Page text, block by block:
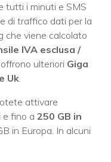
tutti i minuti e SMS
di traffico dati per la
che viene calcolato
IVA esclusa /
ulteriori Giga
Uk.
attivare
e fino a 250 GB in
in Europa. In alcuni